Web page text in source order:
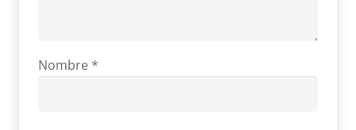
Nombre *